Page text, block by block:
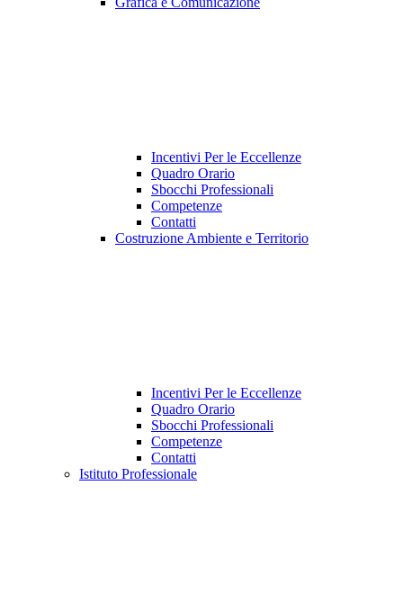
Incentivi Per le Eccellenze
Quadro Orario
Sbocchi Professionali
Competenze
Contatti
Costruzione Ambiente e Territorio
Incentivi Per le Eccellenze
Quadro Orario
Sbocchi Professionali
Competenze
Contatti
Istituto Professionale